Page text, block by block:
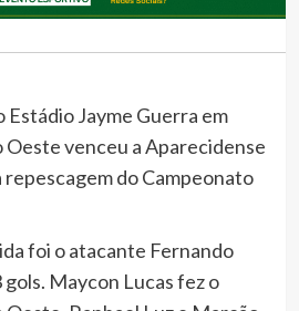
Estádio Jayme Guerra em
venceu a Aparecidense
repescagem do Campeonato
foi o atacante Fernando
Maycon Lucas fez o